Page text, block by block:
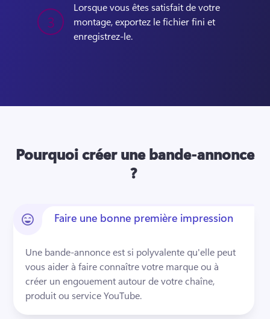
3
Lorsque vous êtes satisfait de votre
montage, exportez le fichier fini et
enregistrez-le.
Pourquoi créer une bande-annonce
?
Faire une bonne première impression
Une bande-annonce est si polyvalente qu'elle peut
vous aider à faire connaître votre marque ou à
créer un engouement autour de votre chaîne,
produit ou service YouTube.